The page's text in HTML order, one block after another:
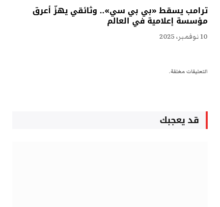
ترامب يسقط «بي بي سي».. وثائقي يهزّ أعرق
مؤسسة إعلامية في العالم
10 نوفمبر، 2025
التعليقات مغلقة.
قد يعجبك